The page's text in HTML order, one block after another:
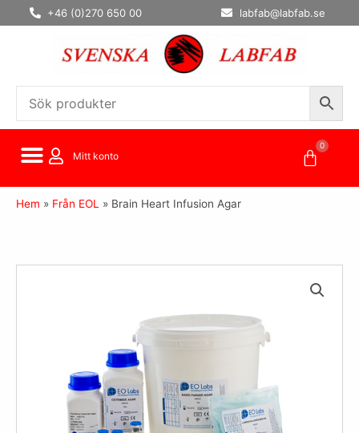
Hoppa
till
+46 (0)270 650 00 labfab@labfab.se
Mitt konto
0
Hem » Från EOL » Brain Heart Infusion Agar